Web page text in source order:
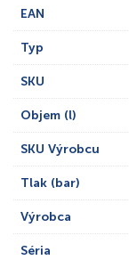
EAN
Typ
SKU
Objem (l)
SKU Výrobcu
Tlak (bar)
Výrobca
Séria